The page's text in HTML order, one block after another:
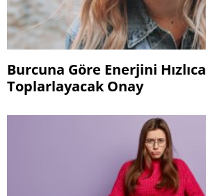
Burcuna Göre Enerjini Hızlıca
Toplarlayacak Onay